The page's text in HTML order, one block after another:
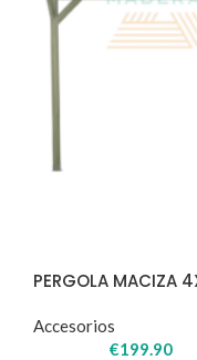
PERGOLA MACIZA
Accesorios
€199.90